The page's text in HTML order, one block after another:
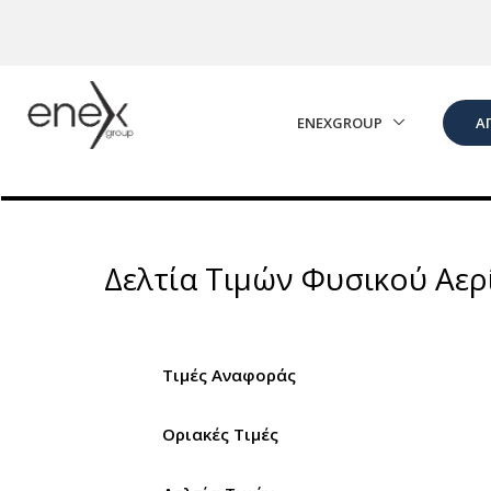
ENEXGROUP
Δελτία Τιμών Φυσικού
Τιμές Αναφοράς
Οριακές Τιμές